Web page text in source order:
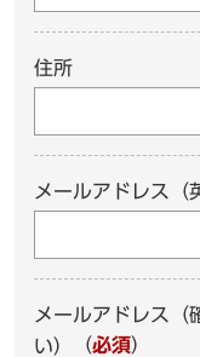
住所
メールアドレス（
メールアドレス（
い）
（必須）